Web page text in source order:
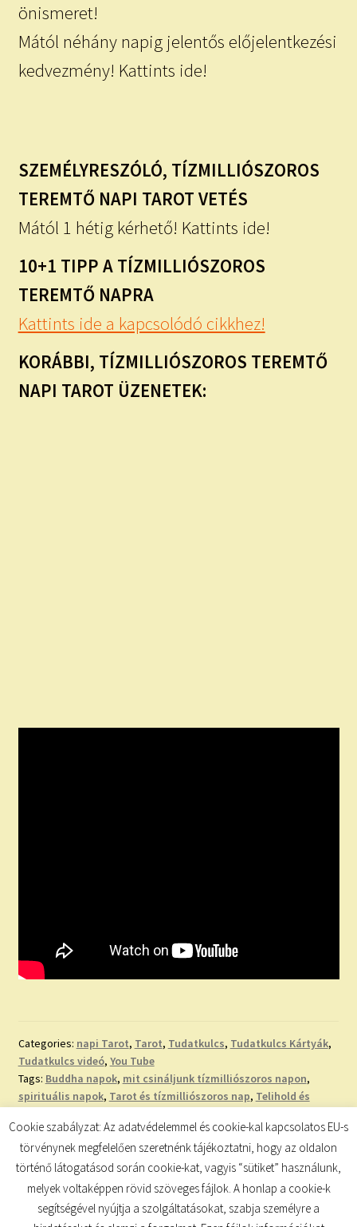
önismeret!
Mától néhány napig jelentős előjelentkezési
kedvezmény! Kattints ide!
SZEMÉLYRESZÓLÓ, TÍZMILLIÓSZOROS
TEREMTŐ NAPI TAROT VETÉS
Mától 1 hétig kérhető! Kattints ide!
10+1 TIPP A TÍZMILLIÓSZOROS
TEREMTŐ NAPRA
Kattints ide a kapcsolódó cikkhez!
KORÁBBI, TÍZMILLIÓSZOROS TEREMTŐ
NAPI TAROT ÜZENETEK:
Categories: napi Tarot, Tarot, Tudatkulcs, Tudatkulcs Kártyák,
Tudatkulcs videó, You Tube
Tags: Buddha napok, mit csináljunk tízmilliószoros napon,
spirituális napok, Tarot és tízmilliószoros nap, Telihold és
tízmilliószoros nap jelentése,tízmilliószoros napok 2025,
tízmilliószoros teremtés
Cookie szabályzat: Az adatvédelemmel és cookie-kal kapcsolatos EU-s
törvénynek megfelelően szeretnénk tájékoztatni, hogy az oldalon
történő látogatásod során cookie-kat, vagyis “sütiket” használunk,
melyek voltaképpen rövid szöveges fájlok. A honlap a cookie-k
segítségével nyújtja a szolgáltatásokat, szabja személyre a